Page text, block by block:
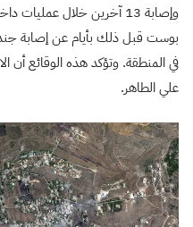
وإصابة 13 آخرين خلال
بوست قبل ذلك بأيام عن إصابة
في المنطقة. وتؤكد هذه الوقائع أن
علي الطاهر.